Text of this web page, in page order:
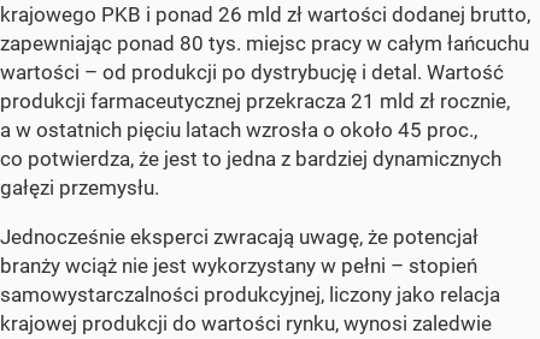
krajowego PKB i ponad 26 mld zł wartości dodanej brutto,
zapewniając ponad 80 tys. miejsc pracy w całym łańcuchu
wartości – od produkcji po dystrybucję i detal. Wartość
produkcji farmaceutycznej przekracza 21 mld zł rocznie,
a w ostatnich pięciu latach wzrosła o około 45 proc.,
co potwierdza, że jest to jedna z bardziej dynamicznych
gałęzi przemysłu.
Jednocześnie eksperci zwracają uwagę, że potencjał
branży wciąż nie jest wykorzystany w pełni – stopień
samowystarczalności produkcyjnej, liczony jako relacja
krajowej produkcji do wartości rynku, wynosi zaledwie